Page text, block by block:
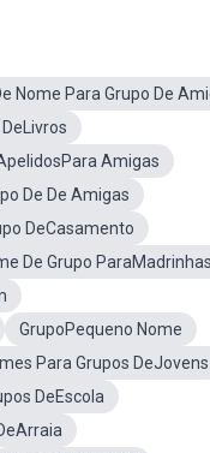
Nome Para Grupo De
Amigas
De De Amigas
DeCasamento
De Grupo ParaMadrinhas
GrupoPequeno Nome
Para Grupos DeJovens
DeEscola